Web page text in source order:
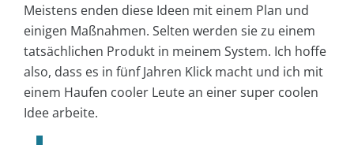
Meistens enden diese Ideen mit einem Plan und
einigen Maßnahmen. Selten werden sie zu einem
tatsächlichen Produkt in meinem System. Ich hoffe
also, dass es in fünf Jahren Klick macht und ich mit
einem Haufen cooler Leute an einer super coolen
Idee arbeite.